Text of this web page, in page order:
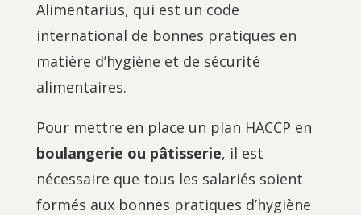
Alimentarius, qui est un code
international de bonnes pratiques en
matière d’hygiène et de sécurité
alimentaires.
Pour mettre en place un plan HACCP en
boulangerie ou pâtisserie, il est
nécessaire que tous les salariés soient
formés aux bonnes pratiques d’hygiène